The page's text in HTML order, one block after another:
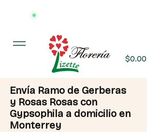
Entrega en 3 hrs o menos
$0.00
Envía Ramo de Gerberas
y Rosas Rosas con
Gypsophila a domicilio en
Monterrey